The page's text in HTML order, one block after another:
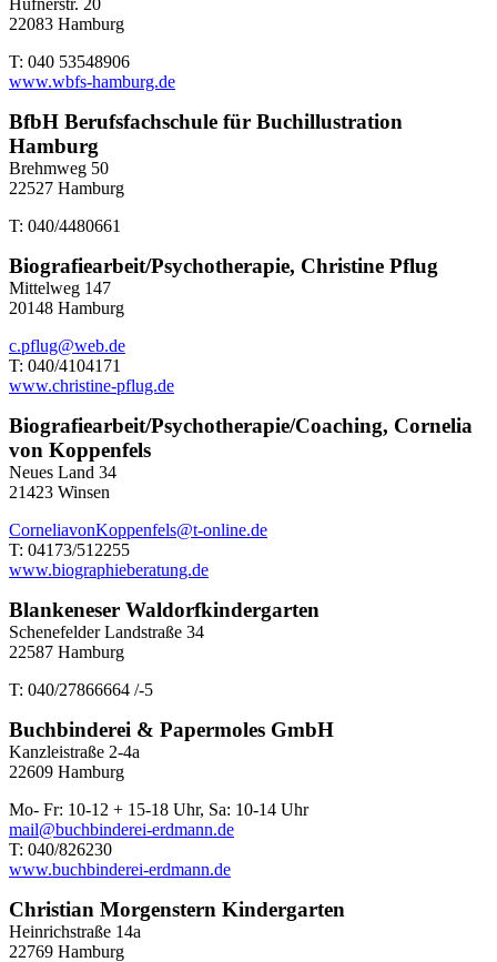
22083 Hamburg
T: 040 53548906
www.wbfs-hamburg.de
BfbH Berufsfachschule für Buchillustration
Hamburg
Brehmweg 50
22527 Hamburg
T: 040/4480661
Biografiearbeit/Psychotherapie, Christine Pflug
Mittelweg 147
20148 Hamburg
c.pflug@web.de
T: 040/4104171
www.christine-pflug.de
Biografiearbeit/Psychotherapie/Coaching, Cornelia
von Koppenfels
Neues Land 34
21423 Winsen
CorneliavonKoppenfels@t-online.de
T: 04173/512255
www.biographieberatung.de
Blankeneser Waldorfkindergarten
Schenefelder Landstraße 34
22587 Hamburg
T: 040/27866664 /-5
Buchbinderei & Papermoles GmbH
Kanzleistraße 2-4a
22609 Hamburg
Mo- Fr: 10-12 + 15-18 Uhr, Sa: 10-14 Uhr
mail@buchbinderei-erdmann.de
T: 040/826230
www.buchbinderei-erdmann.de
Christian Morgenstern Kindergarten
Heinrichstraße 14a
22769 Hamburg